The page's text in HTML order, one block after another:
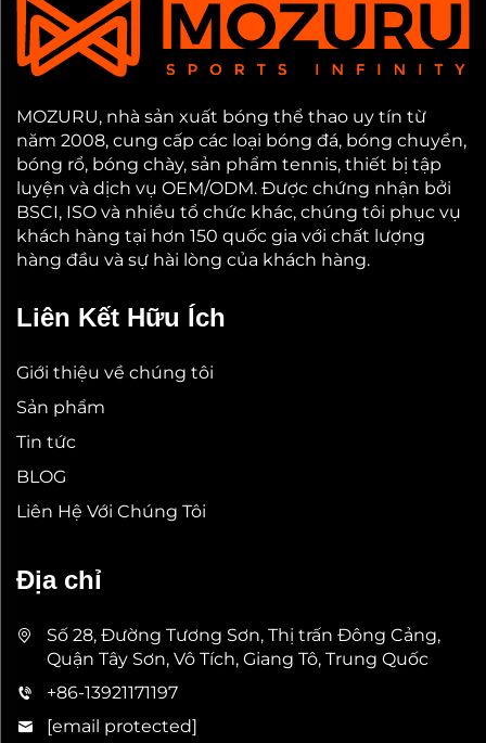
MOZURU, nhà sản xuất bóng thể thao uy tín từ
năm 2008, cung cấp các loại bóng đá, bóng chuyền,
bóng rổ, bóng chày, sản phẩm tennis, thiết bị tập
luyện và dịch vụ OEM/ODM. Được chứng nhận bởi
BSCI, ISO và nhiều tổ chức khác, chúng tôi phục vụ
khách hàng tại hơn 150 quốc gia với chất lượng
hàng đầu và sự hài lòng của khách hàng.
Liên Kết Hữu Ích
Giới thiệu về chúng tôi
Sản phẩm
Tin tức
BLOG
Liên Hệ Với Chúng Tôi
Địa chỉ
Số 28, Đường Tương Sơn, Thị trấn Đông Cảng,
Quận Tây Sơn, Vô Tích, Giang Tô, Trung Quốc
+86-13921171197
[email protected]